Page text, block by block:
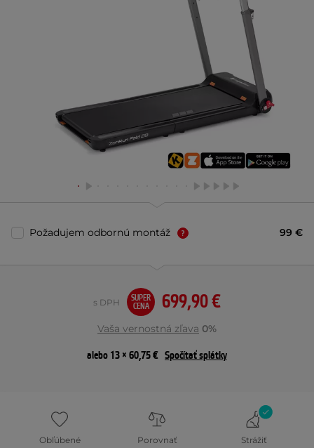
Požadujem odbornú montáž 99 €
699,90 €
s DPH
SUPER
CENA
Vaša vernostná zľava 0%
alebo 13 × 60,75 € Spočítať splátky
Obľúbené Porovnať Strážiť